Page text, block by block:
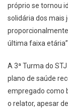
próprio se tornou
solidária dos mais
última faixa
A 3ª Turma do
plano de saúde
empregado como
o relator, apesar